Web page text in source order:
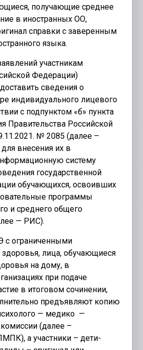
получающие среднее
в иностранных ОО,
справки с заверенным
языка.
участникам
Федерации)
сведения о
индивидуального лицевого
с подпунктом «б» пункта
Правительства Российской
№ 2085 (далее –
внесения их в
систему
государственной
обучающихся, освоивших
программы
и среднего общего
— РИС).
с ограниченными
лица, обучающиеся
на дому, в
при подаче
в итоговом сочинении,
предъявляют копию
— медико —
(далее –
а участники – дети-